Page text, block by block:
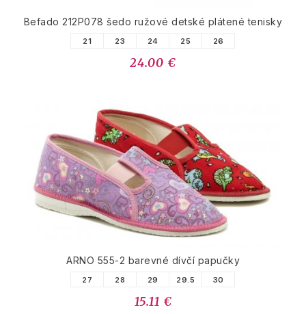
Befado 212P078 šedo ružové detské plátené tenisky
21 23 24 25 26
24.00 €
ARNO 555-2 barevné dívčí papučky
27 28 29 29.5 30
15.11 €